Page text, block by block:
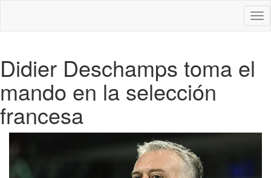
Didier Deschamps toma el
mando en la selección
francesa